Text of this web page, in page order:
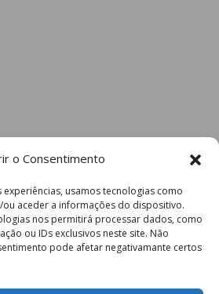
o Consentimento
usamos tecnologias como
aceder a informações do dispositivo.
nos permitirá processar dados, como
ou IDs exclusivos neste site. Não
pode afetar negativamante certos